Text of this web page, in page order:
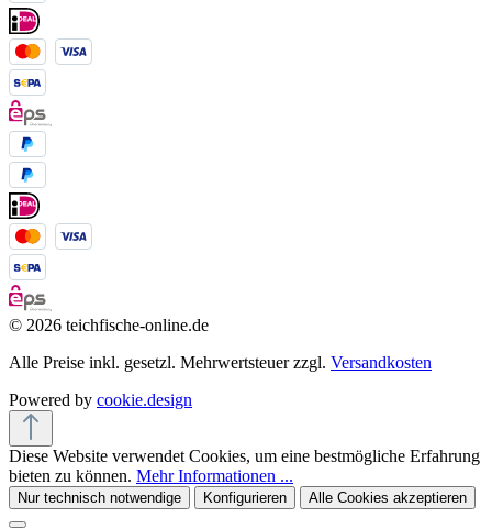
© 2026 teichfische-online.de
Alle Preise inkl. gesetzl. Mehrwertsteuer zzgl. Versandkosten
Powered by cookie.design
Diese Website verwendet Cookies, um eine bestmögliche Erfahrung
bieten zu können. Mehr Informationen ...
Nur technisch notwendige Konfigurieren Alle Cookies akzeptieren